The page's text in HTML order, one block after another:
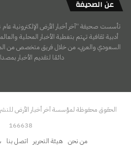
عن الصحيفة
أدبية ثقافية تهتم بتغطية الأخبار المحلية
السعودي والعربي، من خلال فريق متخصص من
دائمًا لتقديم الأخبار
الحقوق محفوظة لمؤسسة آخر أخبار الأرض للنشر
166638
من نحن هيئة التحرير اتصل بنا